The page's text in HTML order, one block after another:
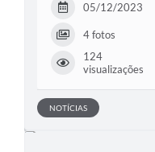
05/12/2023
4 fotos
124
visualizações
NOTÍCIAS